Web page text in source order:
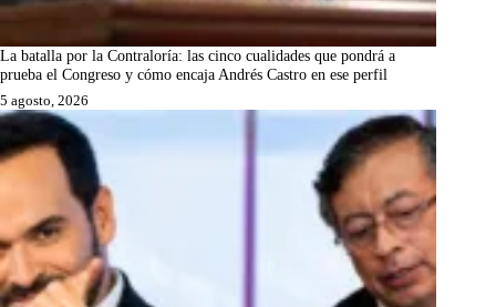
La batalla por la Contraloría: las cinco cualidades que pondrá a
prueba el Congreso y cómo encaja Andrés Castro en ese perfil
5 agosto, 2026